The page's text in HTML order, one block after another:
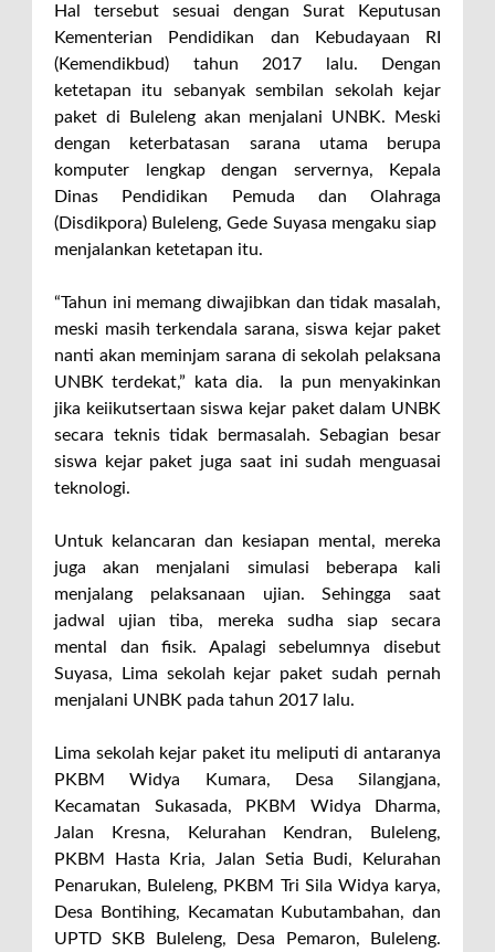
Hal tersebut sesuai dengan Surat Keputusan
Kementerian Pendidikan dan Kebudayaan RI
(Kemendikbud) tahun 2017 lalu. Dengan
ketetapan itu sebanyak sembilan sekolah kejar
paket di Buleleng akan menjalani UNBK. Meski
dengan keterbatasan sarana utama berupa
komputer lengkap dengan servernya, Kepala
Dinas Pendidikan Pemuda dan Olahraga
(Disdikpora) Buleleng, Gede Suyasa mengaku siap
menjalankan ketetapan itu.
“Tahun ini memang diwajibkan dan tidak masalah,
meski masih terkendala sarana, siswa kejar paket
nanti akan meminjam sarana di sekolah pelaksana
UNBK terdekat,” kata dia. Ia pun menyakinkan
jika keiikutsertaan siswa kejar paket dalam UNBK
secara teknis tidak bermasalah. Sebagian besar
siswa kejar paket juga saat ini sudah menguasai
teknologi.
Untuk kelancaran dan kesiapan mental, mereka
juga akan menjalani simulasi beberapa kali
menjalang pelaksanaan ujian. Sehingga saat
jadwal ujian tiba, mereka sudha siap secara
mental dan fisik. Apalagi sebelumnya disebut
Suyasa, Lima sekolah kejar paket sudah pernah
menjalani UNBK pada tahun 2017 lalu.
Lima sekolah kejar paket itu meliputi di antaranya
PKBM Widya Kumara, Desa Silangjana,
Kecamatan Sukasada, PKBM Widya Dharma,
Jalan Kresna, Kelurahan Kendran, Buleleng,
PKBM Hasta Kria, Jalan Setia Budi, Kelurahan
Penarukan, Buleleng, PKBM Tri Sila Widya karya,
Desa Bontihing, Kecamatan Kubutambahan, dan
UPTD SKB Buleleng, Desa Pemaron, Buleleng.